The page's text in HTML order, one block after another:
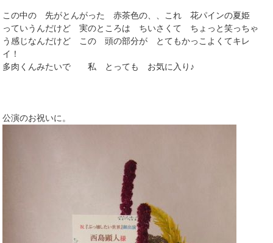
この中の 先がとんがった 赤茶色の、、これ 花パインの夏姫
っていうんだけど 実のところは ちいさくて ちょっと笑っちゃ
う感じなんだけど この 頭の部分が とてもかっこよくてキレ
イ！
多肉くんみたいで 私 とっても お気に入り♪
公演のお祝いに。